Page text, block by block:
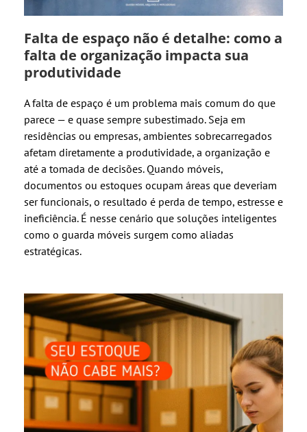
Falta de espaço não é detalhe: como a
falta de organização impacta sua
produtividade
A falta de espaço é um problema mais comum do que
parece — e quase sempre subestimado. Seja em
residências ou empresas, ambientes sobrecarregados
afetam diretamente a produtividade, a organização e
até a tomada de decisões. Quando móveis,
documentos ou estoques ocupam áreas que deveriam
ser funcionais, o resultado é perda de tempo, estresse e
ineficiência. É nesse cenário que soluções inteligentes
como o guarda móveis surgem como aliadas
estratégicas.